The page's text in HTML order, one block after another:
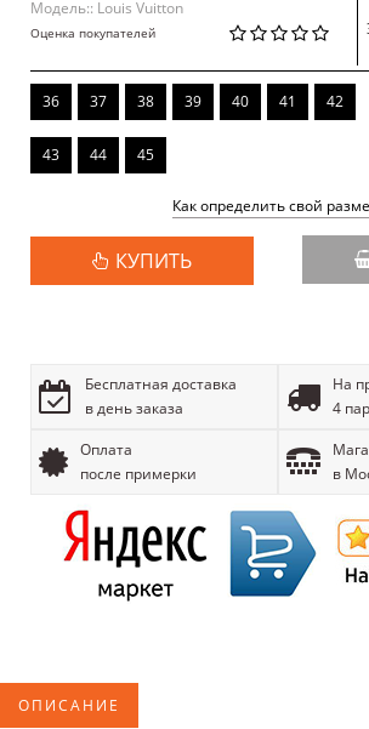
Модель:: Louis Vuitton
Оценка покупателей
36 37 38 39 40 41 42
43 44 45
Как определить свой
КУПИТЬ
Бесплатная доставка
в день заказа
На
4
Оплата
после примерки
в
ОПИСАНИЕ